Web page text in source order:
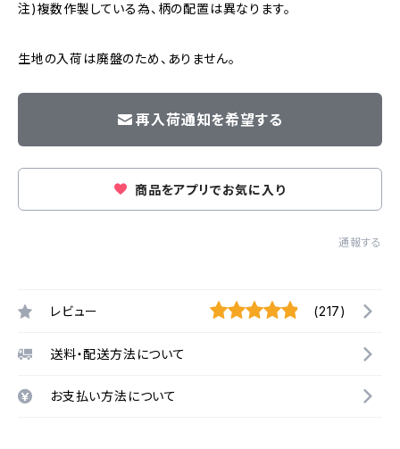
注)複数作製している為、柄の配置は異なります。
生地の入荷は廃盤のため、ありません。
再入荷通知を希望する
商品をアプリでお気に入り
通報する
レビュー (217)
送料・配送方法について
お支払い方法について